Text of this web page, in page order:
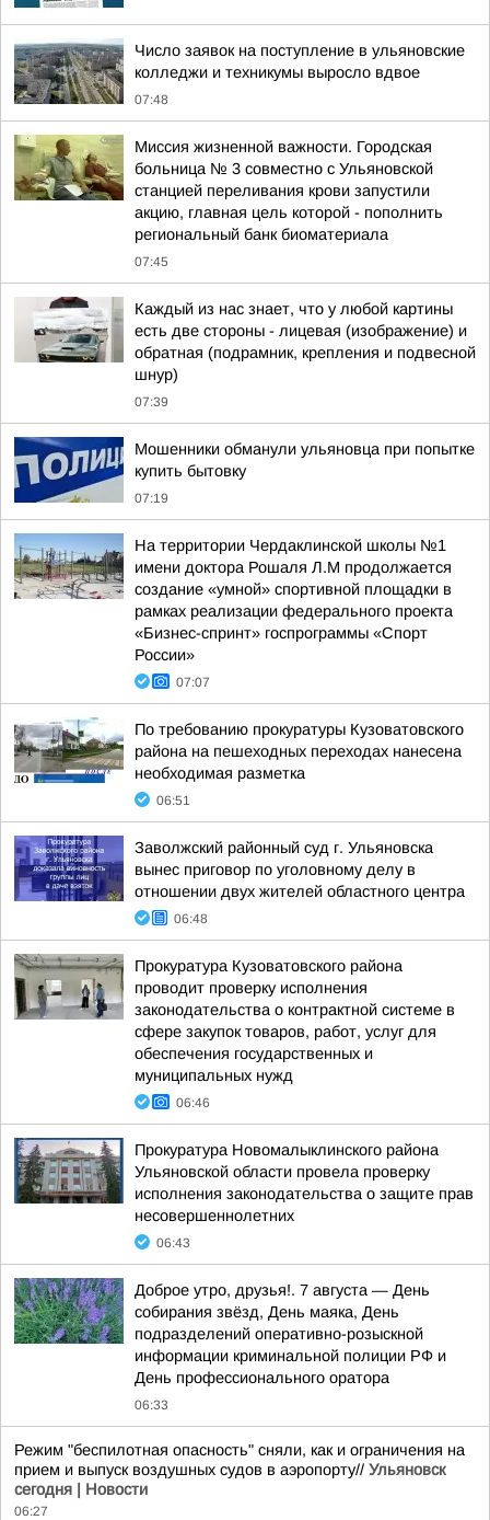
Число заявок на поступление в ульяновские
колледжи и техникумы выросло вдвое
07:48
Миссия жизненной важности. Городская
больница № 3 совместно с Ульяновской
станцией переливания крови запустили
акцию, главная цель которой - пополнить
региональный банк биоматериала
07:45
Каждый из нас знает, что у любой картины
есть две стороны - лицевая (изображение) и
обратная (подрамник, крепления и подвесной
шнур)
07:39
Мошенники обманули ульяновца при попытке
купить бытовку
07:19
На территории Чердаклинской школы №1
имени доктора Рошаля Л.М продолжается
создание «умной» спортивной площадки в
рамках реализации федерального проекта
«Бизнес-спринт» госпрограммы «Спорт
России»
07:07
По требованию прокуратуры Кузоватовского
района на пешеходных переходах нанесена
необходимая разметка
06:51
Заволжский районный суд г. Ульяновска
вынес приговор по уголовному делу в
отношении двух жителей областного центра
06:48
Прокуратура Кузоватовского района
проводит проверку исполнения
законодательства о контрактной системе в
сфере закупок товаров, работ, услуг для
обеспечения государственных и
муниципальных нужд
06:46
Прокуратура Новомалыклинского района
Ульяновской области провела проверку
исполнения законодательства о защите прав
несовершеннолетних
06:43
Доброе утро, друзья!. 7 августа — День
собирания звёзд, День маяка, День
подразделений оперативно-розыскной
информации криминальной полиции РФ и
День профессионального оратора
06:33
Режим "беспилотная опасность" сняли, как и ограничения на
прием и выпуск воздушных судов в аэропорту// Ульяновск
сегодня | Новости
06:27